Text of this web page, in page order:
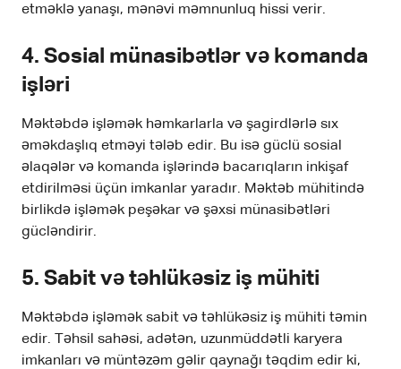
etməklə yanaşı, mənəvi məmnunluq hissi verir.
4. Sosial münasibətlər və komanda
işləri
Məktəbdə işləmək həmkarlarla və şagirdlərlə sıx
əməkdaşlıq etməyi tələb edir. Bu isə güclü sosial
əlaqələr və komanda işlərində bacarıqların inkişaf
etdirilməsi üçün imkanlar yaradır. Məktəb mühitində
birlikdə işləmək peşəkar və şəxsi münasibətləri
gücləndirir.
5. Sabit və təhlükəsiz iş mühiti
Məktəbdə işləmək sabit və təhlükəsiz iş mühiti təmin
edir. Təhsil sahəsi, adətən, uzunmüddətli karyera
imkanları və müntəzəm gəlir qaynağı təqdim edir ki,